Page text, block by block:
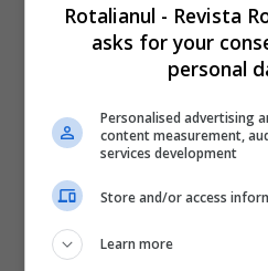
Rotalianul - Revista
asks for your
personal
Personalised advertising
content measurement,
services development
Store and/or access
Learn more